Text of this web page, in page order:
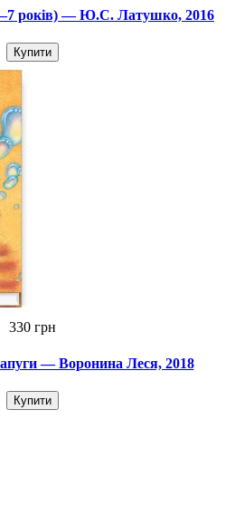
років) — Ю.С. Латушко, 2016
Купити
330 грн
— Воронина Леся, 2018
Купити